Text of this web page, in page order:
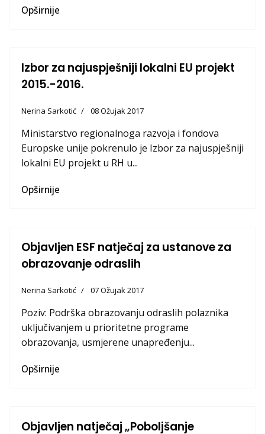
Opširnije
Izbor za najuspješniji lokalni EU projekt
2015.-2016.
Nerina Sarkotić 08 Ožujak 2017
Ministarstvo regionalnoga razvoja i fondova
Europske unije pokrenulo je Izbor za najuspješniji
lokalni EU projekt u RH u...
Opširnije
Objavljen ESF natječaj za ustanove za
obrazovanje odraslih
Nerina Sarkotić 07 Ožujak 2017
Poziv: Podrška obrazovanju odraslih polaznika
uključivanjem u prioritetne programe
obrazovanja, usmjerene unapređenju...
Opširnije
Objavljen natječaj „Poboljšanje